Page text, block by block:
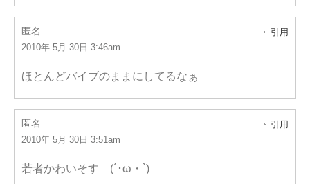
匿名
2010年 5月 30日 3:46am
引用
ほとんどバイブのままにしてるなぁ
匿名
2010年 5月 30日 3:51am
引用
若者かわいそす (´･ω・`)